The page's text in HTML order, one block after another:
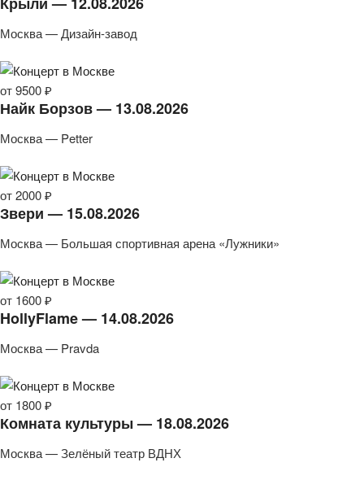
Москва — Дизайн-завод
от 9500 ₽
Найк Борзов — 13.08.2026
Москва — Petter
от 2000 ₽
Звери — 15.08.2026
Москва — Большая спортивная арена «Лужники»
от 1600 ₽
HollyFlame — 14.08.2026
Москва — Pravda
от 1800 ₽
Комната культуры — 18.08.2026
Москва — Зелёный театр ВДНХ